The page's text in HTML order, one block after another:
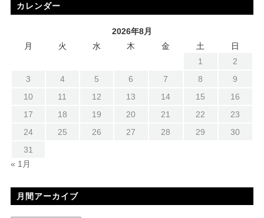
カレンダー
2026年8月
月
火 水 木 金 土
日
1
2
3
4 5 6 7 8
9
10
11 12 13 14 15
16
17
18 19 20 21 22
23
24
25 26 27 28 29
30
31
« 1月
月間アーカイブ